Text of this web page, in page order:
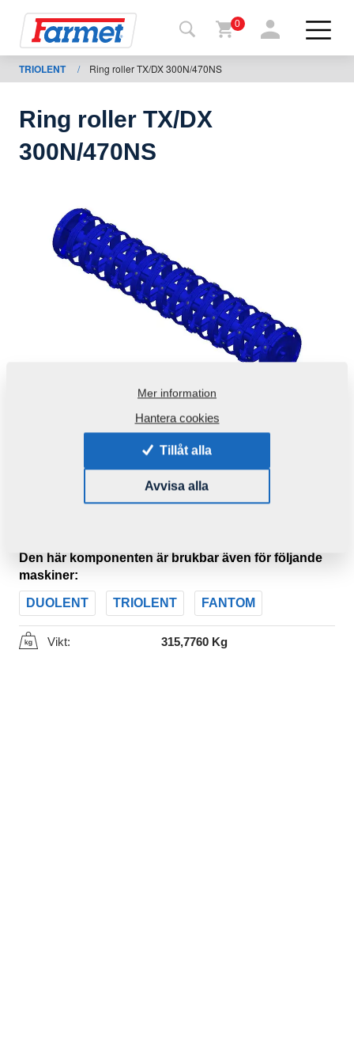
Farmet
shop
maskiner
För
nedladdning
0
TRIOLENT / Ring roller TX/DX 300N/470NS
Ring roller TX/DX
300N/470NS
Produktkod: 3010088
Den här komponenten är brukbar även för följande
maskiner:
DUOLENT TRIOLENT FANTOM
Vikt: 315,7760 Kg
Mer information
Hantera cookies
Tillåt alla
Avvisa alla